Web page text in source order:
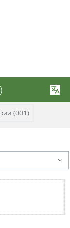
(001)